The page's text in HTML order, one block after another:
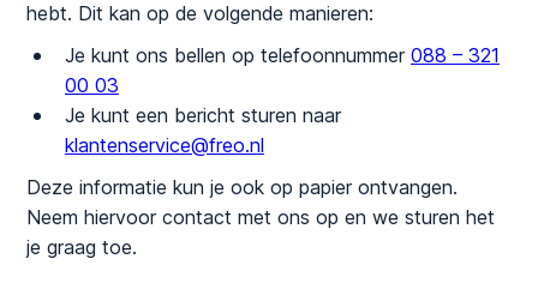
hebt. Dit kan op de volgende manieren:
Je kunt ons bellen op telefoonnummer 088 – 321
00 03
Je kunt een bericht sturen naar
klantenservice@freo.nl
Deze informatie kun je ook op papier ontvangen.
Neem hiervoor contact met ons op en we sturen het
je graag toe.